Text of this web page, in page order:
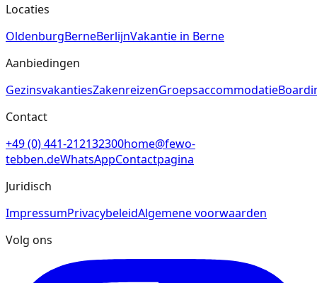
Locaties
OldenburgBerneBerlijnVakantie in Berne
Aanbiedingen
GezinsvakantiesZakenreizenGroepsaccommodatie
Contact
+49 (0) 441-212132300home@fewo-
tebben.deWhatsAppContactpagina
Juridisch
ImpressumPrivacybeleidAlgemene voorwaarden
Volg ons